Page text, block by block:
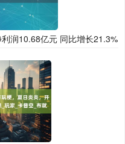
润10.68亿元 同比增长21.3%